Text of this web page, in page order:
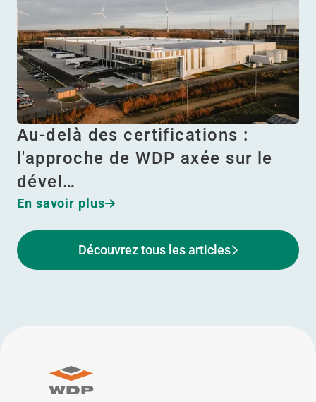
Au-delà des certifications :
l'approche de WDP axée sur le
dével…
En savoir plus
Découvrez tous les articles